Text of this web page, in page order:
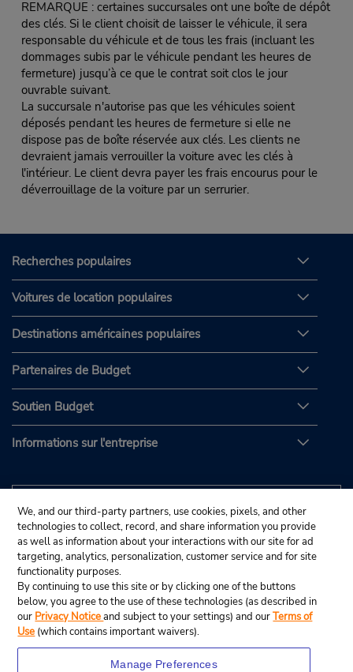
REMARQUE : certaines succursales ont une boîte de dépôt
des clés. Si le client choisit de laisser le véhicule, il sera
responsable du véhicule et de tous les frais (incluant les
dommages subis par le véhicule pendant les heures de
fermeture) jusqu’à ce que le contrat soit clos le jour
ouvrable suivant.
La succursale n'autorise pas que les véhicules soient
déposés pendant les heures de fermeture si elle ne
dispose pas de boîte réservée aux clés. Les clients ne
devraient jamais verrouiller la voiture avec les clés à
l'intérieur. Le client devra payer les frais encourus pour le
déverrouillage de la voiture par un serrurier.
Recherches populaires
Voitures de location populaires
Destinations américaines populaires
Partenaires de Budget
Soutien Budget
Informations sur l'entreprise
We, and our third-party partners, use cookies, pixels, and other
technologies to collect, record, and share information you provide
as well as information about your interactions with our site for ad
targeting, analytics, personalization, customer service and for site
functionality purposes.
By continuing to use this site or by clicking one of the buttons
below, you agree to the use of these technologies (as described in
our Privacy Noticeand subject to your settings) and ourTerms of
Use (which contains important waivers).
Manage Preferences